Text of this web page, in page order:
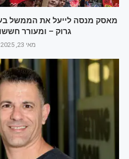
גרוק – ומעורר
מאי 23, 2025